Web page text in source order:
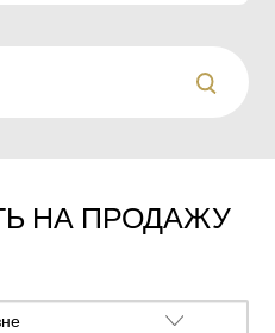
НА ПРОДАЖУ